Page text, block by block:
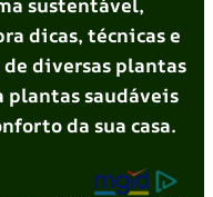
dicas, técnicas e
diversas plantas
plantas saudáveis
da sua casa.